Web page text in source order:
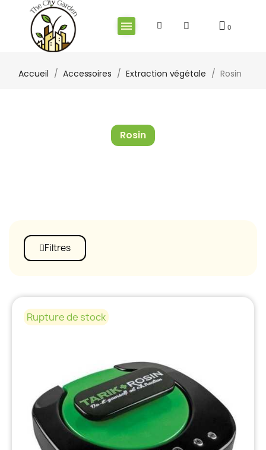
Accueil Accessoires Extraction végétale Rosin
Rosin
Filtres
Rupture de stock